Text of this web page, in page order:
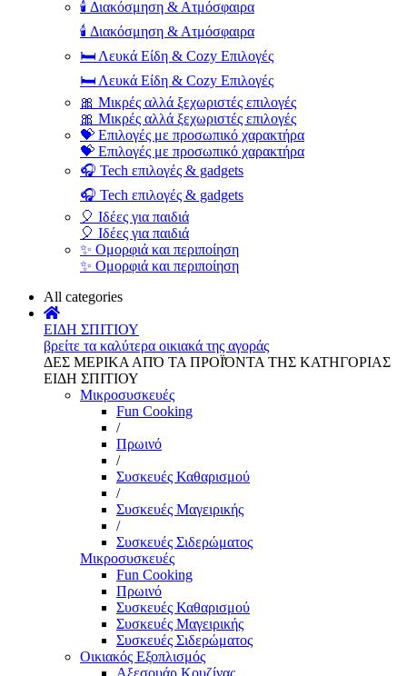
🕯️ Διακόσμηση & Ατμόσφαιρα
🕯️ Διακόσμηση & Ατμόσφαιρα
🛏️ Λευκά Είδη & Cozy Επιλογές
🛏️ Λευκά Είδη & Cozy Επιλογές
🎀 Μικρές αλλά ξεχωριστές επιλογές
🎀 Μικρές αλλά ξεχωριστές επιλογές
💝 Επιλογές με προσωπικό χαρακτήρα
💝 Επιλογές με προσωπικό χαρακτήρα
🎧 Tech επιλογές & gadgets
🎧 Tech επιλογές & gadgets
🎈 Ιδέες για παιδιά
🎈 Ιδέες για παιδιά
✨ Ομορφιά και περιποίηση
✨ Ομορφιά και περιποίηση
All categories
ΕΙΔΗ ΣΠΙΤΙΟΥ
βρείτε τα καλύτερα οικιακά της αγοράς
ΔΕΣ ΜΕΡΙΚΑ ΑΠΌ ΤΑ ΠΡΟΪΌΝΤΑ ΤΗΣ ΚΑΤΗΓΟΡΙΑΣ
ΕΙΔΗ ΣΠΙΤΙΟΥ
Μικροσυσκευές
Fun Cooking
/
Πρωινό
/
Συσκευές Καθαρισμού
/
Συσκευές Μαγειρικής
/
Συσκευές Σιδερώματος
Μικροσυσκευές
Fun Cooking
Πρωινό
Συσκευές Καθαρισμού
Συσκευές Μαγειρικής
Συσκευές Σιδερώματος
Οικιακός Εξοπλισμός
Αξεσουάρ Κουζίνας